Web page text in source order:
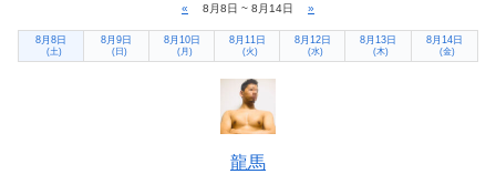
« 8月8日 ~ 8月14日 »
8月8日
(土)
8月9日
(日)
8月10日
(月)
8月11日
(火)
8月12日
(水)
8月13日
(木)
8月14日
(金)
龍馬